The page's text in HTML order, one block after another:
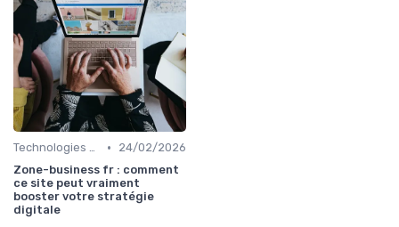
Technologies de Marketing Digital •
24/02/2026
Zone-business fr : comment
ce site peut vraiment
booster votre stratégie
digitale